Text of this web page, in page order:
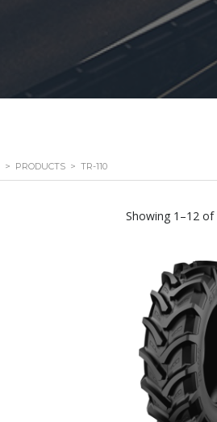
> PRODUCTS > TR-110
Showing 1–12 of